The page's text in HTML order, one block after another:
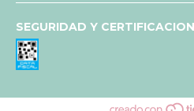
SEGURIDAD Y